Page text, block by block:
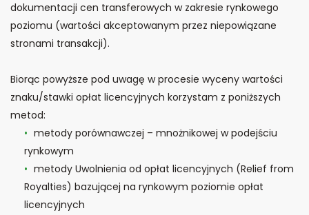
dokumentacji cen transferowych w zakresie rynkowego
poziomu (wartości akceptowanym przez niepowiązane
stronami transakcji).
Biorąc powyższe pod uwagę w procesie wyceny wartości
znaku/stawki opłat licencyjnych korzystam z poniższych
metod:
metody porównawczej – mnożnikowej w podejściu
rynkowym
metody Uwolnienia od opłat licencyjnych (Relief from
Royalties) bazującej na rynkowym poziomie opłat
licencyjnych